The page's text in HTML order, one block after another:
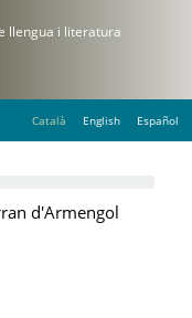
Català English Español
d'Armengol